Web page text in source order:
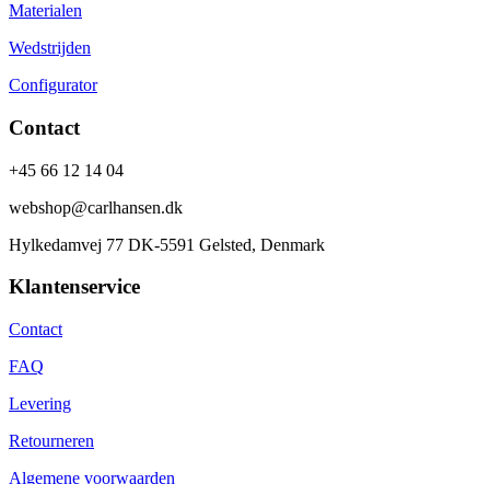
Materialen
Wedstrijden
Configurator
Contact
+45 66 12 14 04
webshop@carlhansen.dk
Hylkedamvej 77 DK-5591 Gelsted, Denmark
Klantenservice
Contact
FAQ
Levering
Retourneren
Algemene voorwaarden